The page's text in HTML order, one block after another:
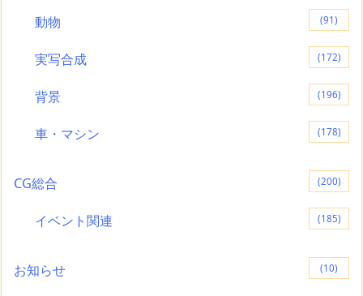
動物 (91)
実写合成 (172)
背景 (196)
車・マシン (178)
CG総合 (200)
イベント関連 (185)
お知らせ (10)